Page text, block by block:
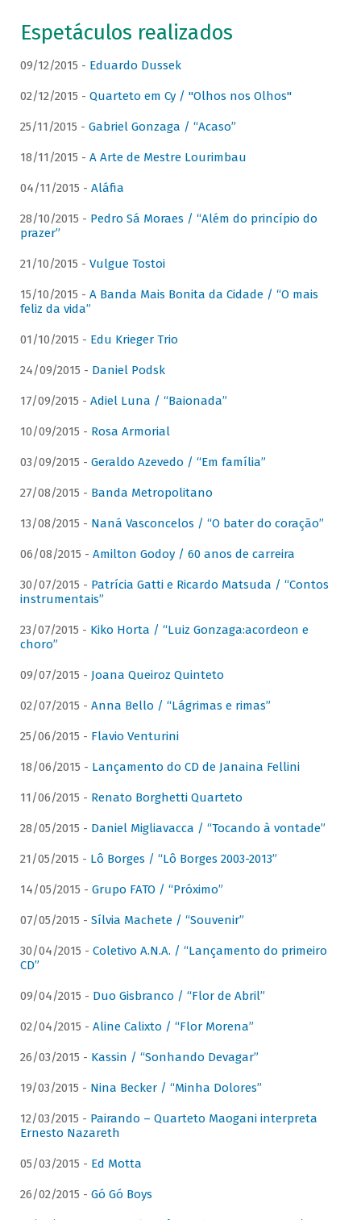
Espetáculos realizados
09/12/2015 - Eduardo Dussek
02/12/2015 - Quarteto em Cy / "Olhos nos Olhos"
25/11/2015 - Gabriel Gonzaga / “Acaso”
18/11/2015 - A Arte de Mestre Lourimbau
04/11/2015 - Aláfia
28/10/2015 - Pedro Sá Moraes / “Além do princípio do
prazer”
21/10/2015 - Vulgue Tostoi
15/10/2015 - A Banda Mais Bonita da Cidade / “O mais
feliz da vida”
01/10/2015 - Edu Krieger Trio
24/09/2015 - Daniel Podsk
17/09/2015 - Adiel Luna / “Baionada”
10/09/2015 - Rosa Armorial
03/09/2015 - Geraldo Azevedo / “Em família”
27/08/2015 - Banda Metropolitano
13/08/2015 - Naná Vasconcelos / “O bater do coração”
06/08/2015 - Amilton Godoy / 60 anos de carreira
30/07/2015 - Patrícia Gatti e Ricardo Matsuda / “Contos
instrumentais”
23/07/2015 - Kiko Horta / “Luiz Gonzaga:acordeon e
choro”
09/07/2015 - Joana Queiroz Quinteto
02/07/2015 - Anna Bello / “Lágrimas e rimas”
25/06/2015 - Flavio Venturini
18/06/2015 - Lançamento do CD de Janaina Fellini
11/06/2015 - Renato Borghetti Quarteto
28/05/2015 - Daniel Migliavacca / “Tocando à vontade”
21/05/2015 - Lô Borges / “Lô Borges 2003-2013”
14/05/2015 - Grupo FATO / “Próximo”
07/05/2015 - Sílvia Machete / “Souvenir”
30/04/2015 - Coletivo A.N.A. / “Lançamento do primeiro
CD”
09/04/2015 - Duo Gisbranco / “Flor de Abril”
02/04/2015 - Aline Calixto / “Flor Morena”
26/03/2015 - Kassin / “Sonhando Devagar”
19/03/2015 - Nina Becker / “Minha Dolores”
12/03/2015 - Pairando – Quarteto Maogani interpreta
Ernesto Nazareth
05/03/2015 - Ed Motta
26/02/2015 - Gó Gó Boys